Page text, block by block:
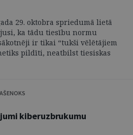
29. oktobra spriedumā lietā
ka tādu tiesību normu
ir tikai “tukši vēlētājiem
pildīti, neatbilst tiesiskas
kiberuzbrukumu